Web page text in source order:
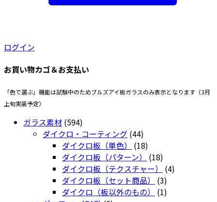
ログイン
お買い物カゴ＆お支払い
「色で選ぶ」機能は試験中のためブルズアイ板ガラスのみ表示となります（3月
上旬実装予定）
ガラス素材 594594
個
の
商
品
ダイクロ・コーティング 4444
個
の
商
品
ダイクロ板（単色） 1818
個
の
商
品
ダイクロ板（パターン） 1818
個
の
商
ダイクロ板（テクスチャー） 44
ダイクロ板（セット商品） 33
個
ダイクロ（板以外のもの） 11